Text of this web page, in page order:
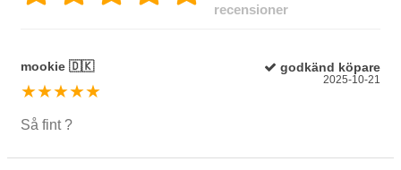
recensioner
mookie 🇩🇰 godkänd köpare
★★★★★
2025-10-21
Så fint ?